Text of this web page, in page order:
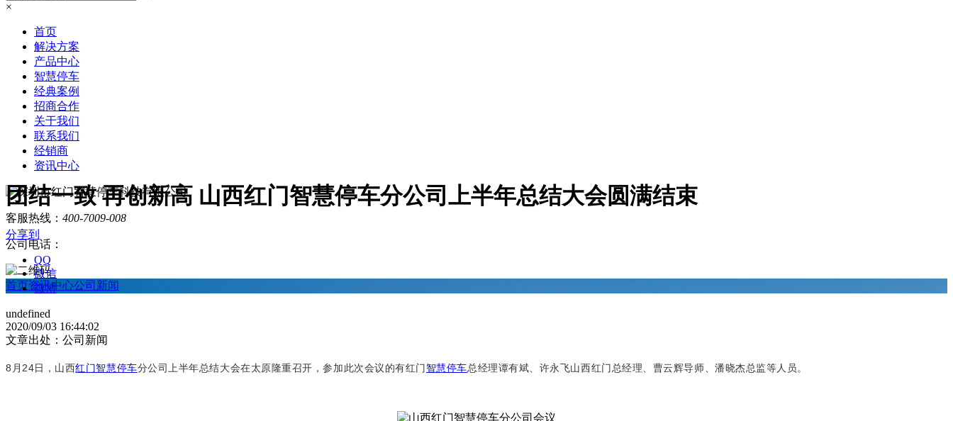
×
首页
解决方案
产品中心
智慧停车
经典案例
招商合作
关于我们
联系我们
经销商
资讯中心
客服热线： 400-7009-008
公司电话：
首页资讯中心公司新闻
团结一致 再创新高 山西红门智慧停车分公司上半年总结大会圆满结束
分享到
QQ
微信
微博
undefined
2020/09/03 16:44:02
文章出处：公司新闻
8月24日，山西红门智慧停车分公司上半年总结大会在太原隆重召开，参加此次会议的有红门智慧停车总经理谭有斌、许永飞山西红门总经理、曹云辉导师、潘晓杰总监等人员。